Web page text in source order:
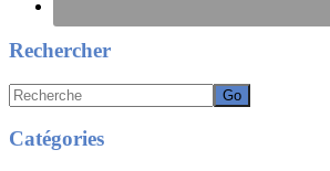
Rechercher
Recherche
Catégories